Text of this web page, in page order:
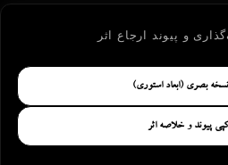
و پیوند ارجاع اثر
بصری (ابعاد استوری)
پیوند و خلاصه اثر